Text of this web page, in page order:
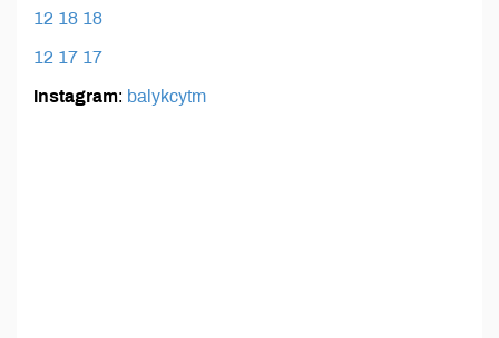
12 18 18
12 17 17
Instagram: balykcytm